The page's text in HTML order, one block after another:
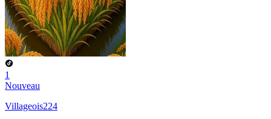
1
Nouveau
Villageois224